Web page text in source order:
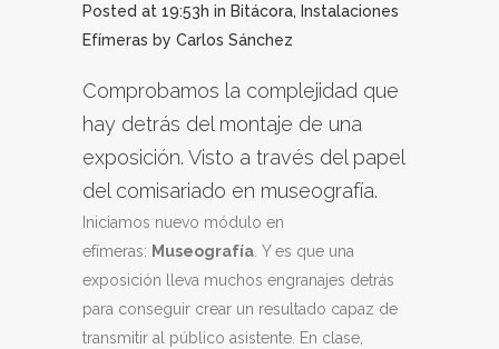
Posted at 19:53h in Bitácora, Instalaciones
Efímeras by Carlos Sánchez
Comprobamos la complejidad que
hay detrás del montaje de una
exposición. Visto a través del papel
del comisariado en museografía.
Iniciamos nuevo módulo en
efímeras: Museografía . Y es que una
exposición lleva muchos engranajes detrás
para conseguir crear un resultado capaz de
transmitir al público asistente. En clase,